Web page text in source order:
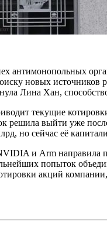
антимонопольных
новых
Лина Хан,
текущие
выйти уже
но сейчас её
и Arm направила
попыток
акций